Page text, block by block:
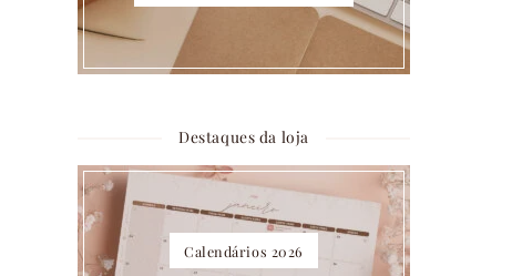
Destaques da loja
Calendários 2026